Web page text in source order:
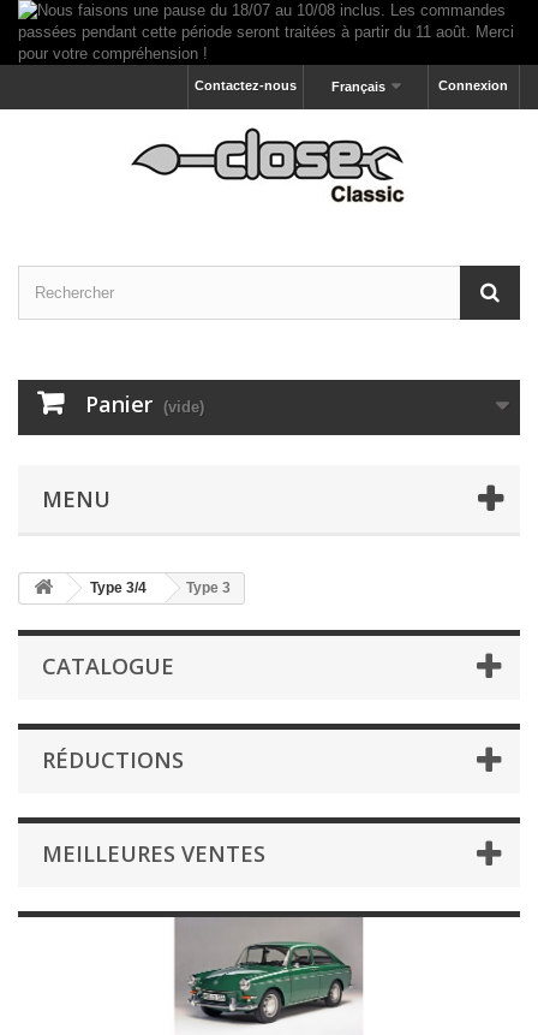
Connexion
Français
Contactez-nous
Panier (vide)
MENU
Type 3/4 Type 3
CATALOGUE
RÉDUCTIONS
MEILLEURES VENTES